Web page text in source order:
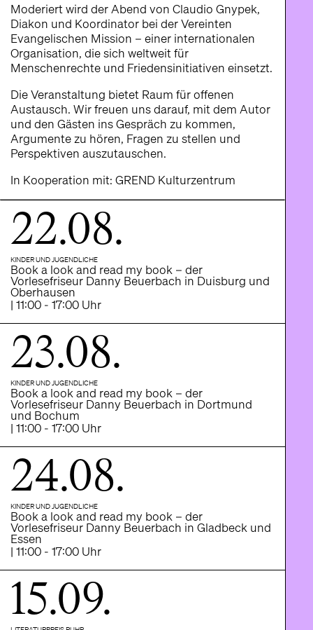
Moderiert wird der Abend von Claudio Gnypek,
Diakon und Koordinator bei der Vereinten
Evangelischen Mission – einer internationalen
Organisation, die sich weltweit für
Menschenrechte und Friedensinitiativen einsetzt.
Die Veranstaltung bietet Raum für offenen
Austausch. Wir freuen uns darauf, mit dem Autor
und den Gästen ins Gespräch zu kommen,
Argumente zu hören, Fragen zu stellen und
Perspektiven auszutauschen.
In Kooperation mit: GREND Kulturzentrum
22.08.
KINDER UND JUGENDLICHE
Book a look and read my book – der
Vorlesefriseur Danny Beuerbach in Duisburg und
Oberhausen
| 11:00 - 17:00 Uhr
23.08.
KINDER UND JUGENDLICHE
Book a look and read my book – der
Vorlesefriseur Danny Beuerbach in Dortmund
und Bochum
| 11:00 - 17:00 Uhr
24.08.
KINDER UND JUGENDLICHE
Book a look and read my book – der
Vorlesefriseur Danny Beuerbach in Gladbeck und
Essen
| 11:00 - 17:00 Uhr
15.09.